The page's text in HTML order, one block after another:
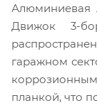
Алюминиевая
Движок 3-
гаражном
планкой, что